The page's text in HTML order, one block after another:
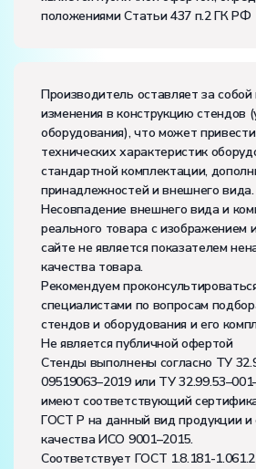
положениями Статьи 437 п.2 ГК РФ
Производитель оставляет за
изменения в конструкцию стендов
оборудования), что может
технических характеристик
стандартной комплектации,
принадлежностей и внешнего вида.
Несовпадение внешнего вида и
реального товара с изображением
сайте не является показателем
качества товара.
Рекомендуем
специалистами по вопросам
стендов и оборудования и его
Не является публичной офертой
Стенды выполнены согласно ТУ
09519063–2019 или ТУ
имеют соответствующий
ГОСТ Р на данный вид продукции и
качества ИСО 9001–2015.
Соответствует ГОСТ 1.8.181-